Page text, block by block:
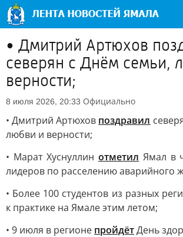
• Дмитрий Артюхов
северян с Днём семьи,
верности;
8 июля 2026, 20:33 Официально
• Дмитрий Артюхов поздравил
любви и верности;
• Марат Хуснуллинотметил Ямал в
лидеров по расселению аварийного
• Более 100 студентов из разных
к практике на Ямале этим летом;
• 9 июля в регионе пройдётДень